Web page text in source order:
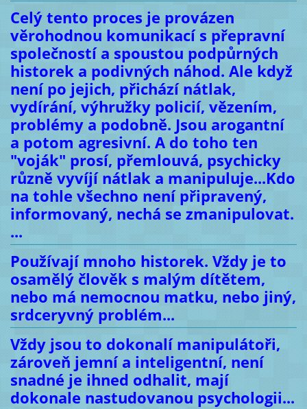
Celý tento proces je provázen
věrohodnou komunikací s přepravní
společností a spoustou podpůrných
historek a podivných náhod. Ale když
není po jejich, přichází nátlak,
vydírání, výhružky policií, vězením,
problémy a podobně. Jsou arogantní
a potom agresivní. A do toho ten
"voják" prosí, přemlouvá, psychicky
různě vyvíjí nátlak a manipuluje...Kdo
na tohle všechno není připravený,
informovaný, nechá se zmanipulovat.
...
Používají mnoho historek. Vždy je to
osamělý člověk s malým dítětem,
nebo má nemocnou matku, nebo jiný,
srdceryvný problém...
Vždy jsou to dokonalí manipulátoři,
zároveň jemní a inteligentní, není
snadné je ihned odhalit, mají
dokonale nastudovanou psychologii...